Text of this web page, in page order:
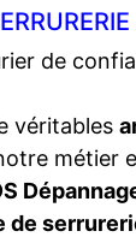
de
véritables
métier